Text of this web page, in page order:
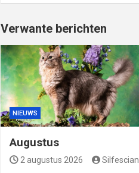
Verwante berichten
NIEUWS
Augustus
2 augustus 2026 Silfescian